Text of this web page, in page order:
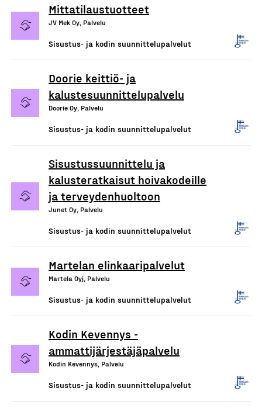
Mittatilaustuotteet
JV Mek Oy, Palvelu
Sisustus- ja kodin suunnittelupalvelut
Doorie keittiö- ja
kalustesuunnittelupalvelu
Doorie Oy, Palvelu
Sisustus- ja kodin suunnittelupalvelut
Sisustussuunnittelu ja
kalusteratkaisut hoivakodeille
ja terveydenhuoltoon
Junet Oy, Palvelu
Sisustus- ja kodin suunnittelupalvelut
Martelan elinkaaripalvelut
Martela Oyj, Palvelu
Sisustus- ja kodin suunnittelupalvelut
Kodin Kevennys -
ammattijärjestäjäpalvelu
Kodin Kevennys, Palvelu
Sisustus- ja kodin suunnittelupalvelut